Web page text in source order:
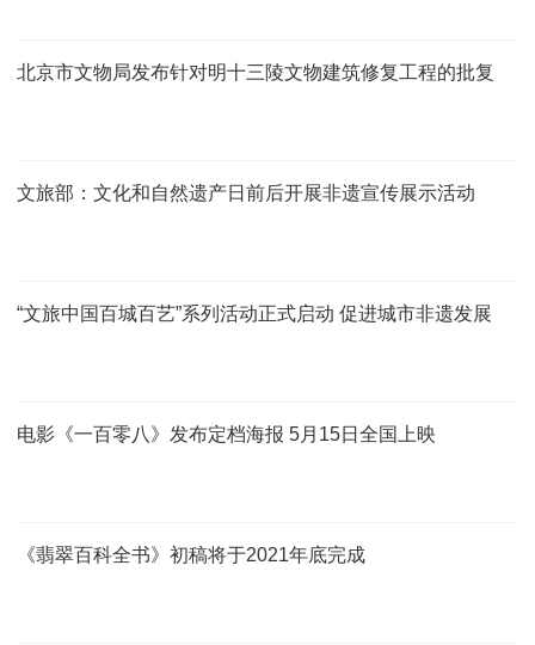
北京市文物局发布针对明十三陵文物建筑修复工程的批复
文旅部：文化和自然遗产日前后开展非遗宣传展示活动
“文旅中国百城百艺”系列活动正式启动 促进城市非遗发展
电影《一百零八》发布定档海报 5月15日全国上映
《翡翠百科全书》初稿将于2021年底完成